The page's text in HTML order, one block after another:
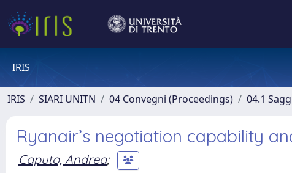
IRIS
IRIS SIARI UNITN 04 Convegni (Proceedings) 04.1
Ryanair’s negotiation capability
Caputo, Andrea;